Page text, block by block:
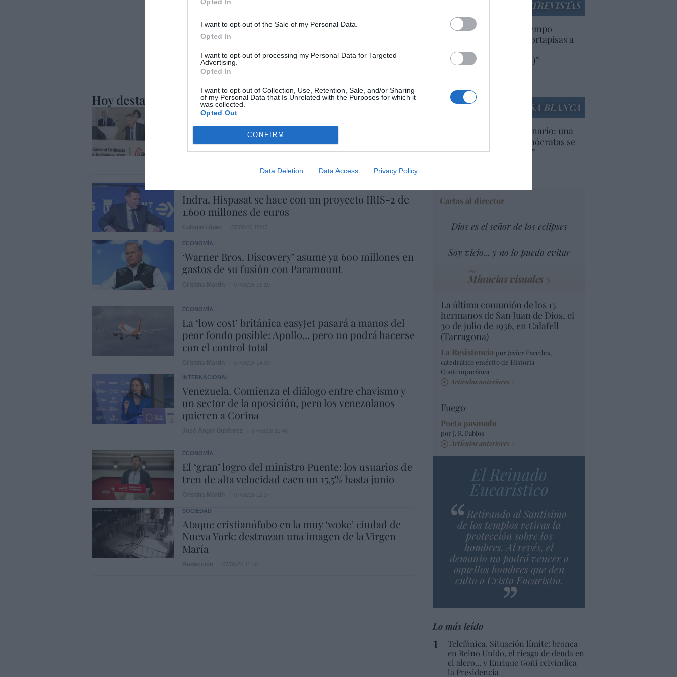
I want to opt-out of the Sale of my Personal Data.
Opted In
I want to opt-out of processing my Personal Data for Targeted
Advertising.
Opted In
I want to opt-out of Collection, Use, Retention, Sale, and/or Sharing
of my Personal Data that Is Unrelated with the Purposes for which it
was collected.
Opted Out
CONFIRM
Data Deletion Data Access Privacy Policy
Hoy destacamos
ECONOMÍA
El divorcio imposible de los Entrecanales: deuda al
alza, cotización a la baja y reputación en
entredicho
Indra. Hispasat se hace con un proyecto IRIS-2 de
1.600 millones de euros
ECONOMÍA
‘Warner Bros. Discovery’ asume ya 600 millones en
gastos de su fusión con Paramount
ECONOMÍA
La ‘low cost’ británica easyJet pasará a manos del
peor fondo posible: Apollo... pero no podrá hacerse
con el control total
INTERNACIONAL
Venezuela. Comienza el diálogo entre chavismo y
un sector de la oposición, pero los venezolanos
quieren a Corina
ECONOMÍA
El ‘gran’ logro del ministro Puente: los usuarios de
tren de alta velocidad caen un 15,5% hasta junio
SOCIEDAD
Ataque cristianófobo en la muy ‘woke’ ciudad de
Nueva York: destrozan una imagen de la Virgen
María
ENTREVISTAS
“Europa lleva mucho tiempo
poniendo aranceles y cortapisas a
productos y compañías
americanas (y europeas)”
LA CASA BLANCA
EEUU. Inquietante escenario: una
tercera parte de los demócratas se
define como “socialista”
Cartas al director
Dios es el señor de los eclipses
Soy viejo... y no lo puedo evitar
Minucias visuales
La última comunión de los 15
hermanos de San Juan de Dios, el
30 de julio de 1936, en Calafell
(Tarragona)
La Resistencia por Javier Paredes,
catedrático emérito de Historia
Contemporánea
Artículos anteriores
Fuego
Poeta pasmado
por J. R. Pablos
Artículos anteriores
El Reinado
Eucarístico
Retirando al Santísimo
de los templos retiras la
protección sobre los
hombres. Al revés, el
demonio no podrá vencer a
aquellos hombres que den
culto a Cristo Eucaristía.
Lo más leído
Telefónica. Situación límite: bronca
en Reino Unido, el riesgo de deuda en
el alero... y Enrique Goñi reivindica
la Presidencia